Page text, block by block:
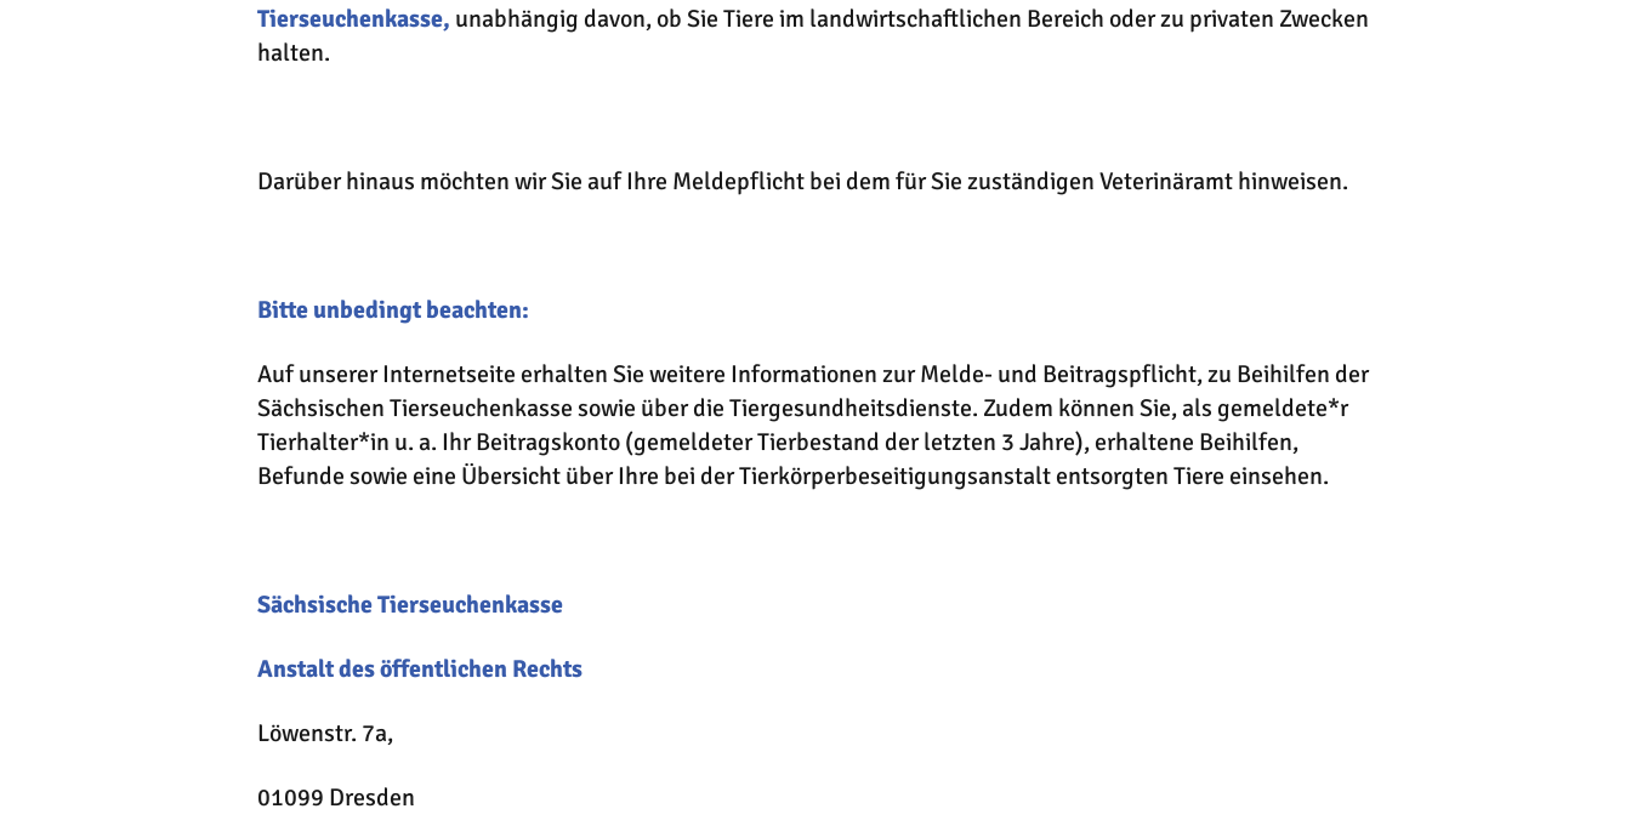
Tierseuchenkasse, unabhängig davon, ob Sie Tiere im landwirtschaftlichen Bereich oder zu privaten Zwecken
halten.
Darüber hinaus möchten wir Sie auf Ihre Meldepflicht bei dem für Sie zuständigen Veterinäramt hinweisen.
Bitte unbedingt beachten:
Auf unserer Internetseite erhalten Sie weitere Informationen zur Melde- und Beitragspflicht, zu Beihilfen der
Sächsischen Tierseuchenkasse sowie über die Tiergesundheitsdienste. Zudem können Sie, als gemeldete*r
Tierhalter*in u. a. Ihr Beitragskonto (gemeldeter Tierbestand der letzten 3 Jahre), erhaltene Beihilfen,
Befunde sowie eine Übersicht über Ihre bei der Tierkörperbeseitigungsanstalt entsorgten Tiere einsehen.
Sächsische Tierseuchenkasse
Anstalt des öffentlichen Rechts
Löwenstr. 7a,
01099 Dresden